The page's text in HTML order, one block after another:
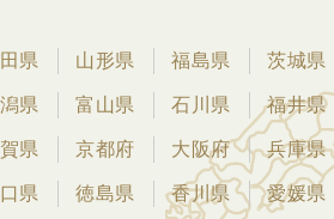
県 山形県 福島県 茨城県
県 富山県 石川県 福井県
県 京都府 大阪府 兵庫県
県 徳島県 香川県 愛媛県